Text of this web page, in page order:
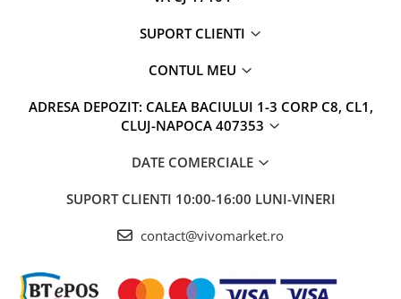
SUPORT CLIENTI
CONTUL MEU
ADRESA DEPOZIT: CALEA BACIULUI 1-3 CORP C8, CL1,
CLUJ-NAPOCA 407353
DATE COMERCIALE
SUPORT CLIENTI 10:00-16:00 LUNI-VINERI
contact@vivomarket.ro